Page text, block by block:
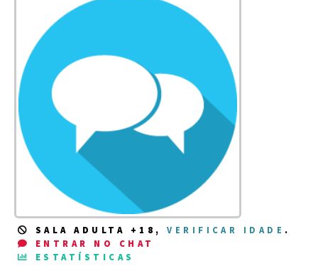
SALA ADULTA +18,VERIFICAR IDADE .
ENTRAR NO CHAT
ESTATÍSTICAS